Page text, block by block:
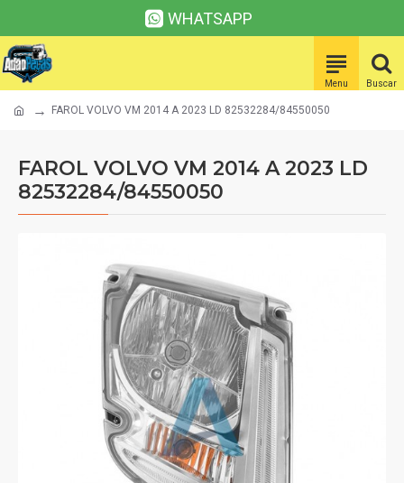
WHATSAPP
FAROL VOLVO VM 2014 A 2023 LD 82532284/84550050
FAROL VOLVO VM 2014 A 2023 LD
82532284/84550050